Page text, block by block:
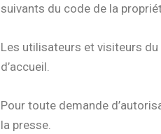
suivants du code de la
Les utilisateurs et visiteurs
d’accueil.
Pour toute demande
la presse.